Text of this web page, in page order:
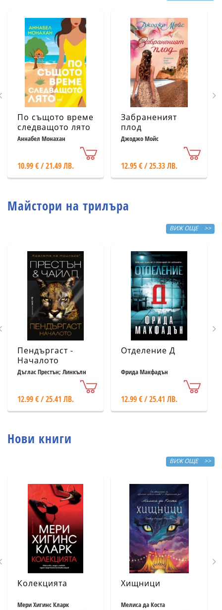
По същото време
следващото лято
Аннабел Монахан
10.99 € / 21.49 ЛВ.
Забраненият
плод
Джоджо Мойс
12.95 € / 25.33 ЛВ.
Майстори на трилъра
ВИЖ ОЩЕ >>
Пендъргаст -
Началото
Дъглас Престън; Линкълн
12.99 € / 25.41 ЛВ.
Отделение Д
Фрида Макфадън
12.99 € / 25.41 ЛВ.
Нови книги
ВИЖ ОЩЕ >>
Колекцията
Мери Хигинс Кларк
Хищници
Мелиса да Коста